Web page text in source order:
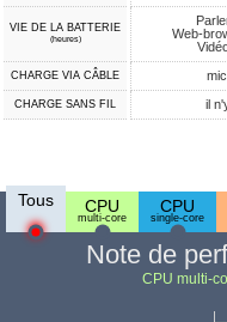
VIE DE LA BATTERIE
(heures)
Web-
CHARGE VIA CÂBLE
CHARGE SANS FIL il
Tous CPU
multi-core
CPU
single-core
Note de
CPU multi-